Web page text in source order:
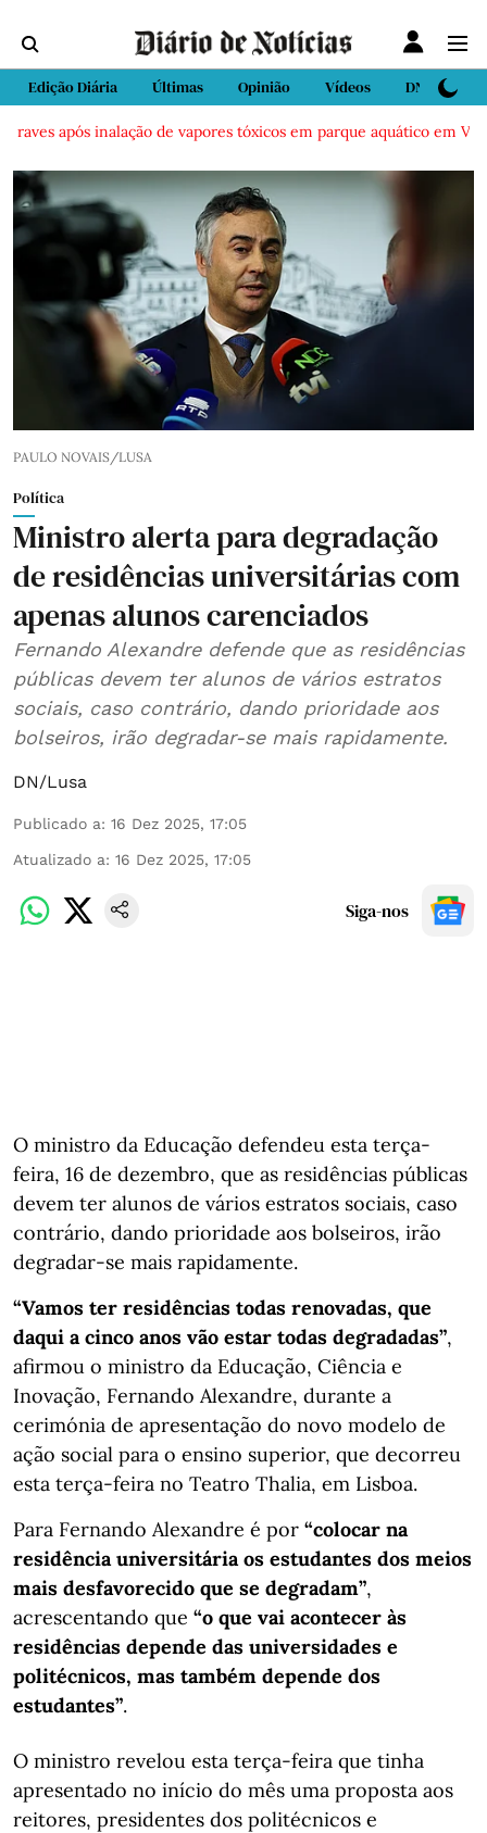
Edição Diária Últimas Opinião Vídeos DN Sport
após inalação de vapores tóxicos em parque aquático em Vieira
PAULO NOVAIS/LUSA
Política
Ministro alerta para degradação
de residências universitárias com
apenas alunos carenciados
Fernando Alexandre defende que as residências
públicas devem ter alunos de vários estratos
sociais, caso contrário, dando prioridade aos
bolseiros, irão degradar-se mais rapidamente.
DN/Lusa
Publicado a: 16 Dez 2025, 17:05
Atualizado a: 16 Dez 2025, 17:05
Siga-nos
O ministro da Educação defendeu esta terça-
feira, 16 de dezembro, que as residências públicas
devem ter alunos de vários estratos sociais, caso
contrário, dando prioridade aos bolseiros, irão
degradar-se mais rapidamente.
“Vamos ter residências todas renovadas, que
daqui a cinco anos vão estar todas degradadas”,
afirmou o ministro da Educação, Ciência e
Inovação, Fernando Alexandre, durante a
cerimónia de apresentação do novo modelo de
ação social para o ensino superior, que decorreu
esta terça-feira no Teatro Thalia, em Lisboa.
Para Fernando Alexandre é por “colocar na
residência universitária os estudantes dos meios
mais desfavorecido que se degradam”,
acrescentando que “o que vai acontecer às
residências depende das universidades e
politécnicos, mas também depende dos
estudantes”.
O ministro revelou esta terça-feira que tinha
apresentado no início do mês uma proposta aos
reitores, presidentes dos politécnicos e